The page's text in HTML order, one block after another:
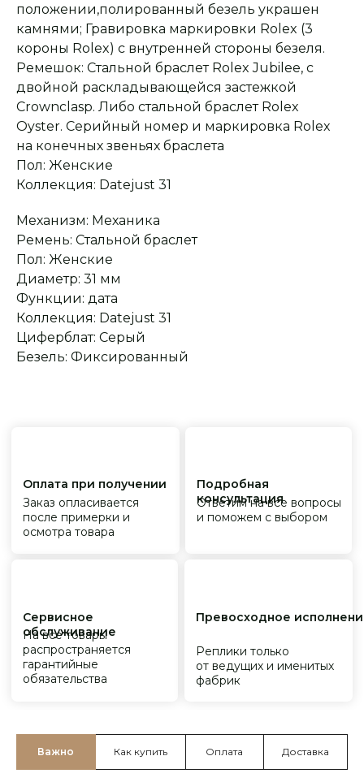
положении,полированный безель украшен
камнями; Гравировка маркировки Rolex (3
короны Rolex) с внутренней стороны безеля.
Ремешок: Стальной браслет Rolex Jubilee, с
двойной раскладывающейся застежкой
Crownclasp. Либо стальной браслет Rolex
Oyster. Серийный номер и маркировка Rolex
на конечных звеньях браслета
Пол: Женские
Коллекция: Datejust 31
Механизм: Механика
Ремень: Стальной браслет
Пол: Женские
Диаметр: 31 мм
Функции: дата
Коллекция: Datejust 31
Циферблат: Серый
Безель: Фиксированный
Оплата при получении
Заказ опласивается
после примерки и
осмотра товара
Подробная
консультация
Ответим на все вопросы
и поможем с выбором
Сервисное
гарантийные
обязательства
Превосходное исполнение
от ведущих и именитых
фабрик
Важно Как купить Оплата Доставка